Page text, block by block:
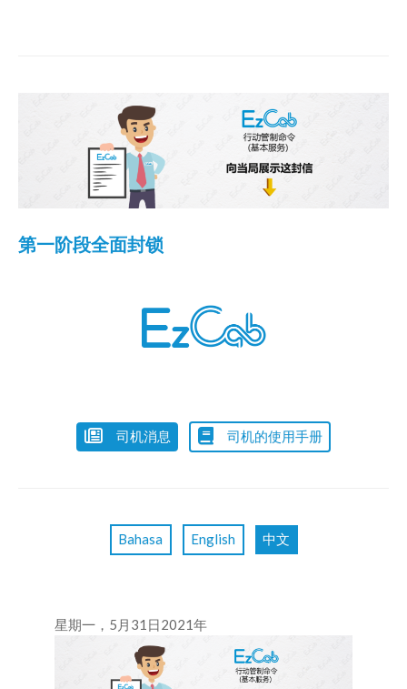
第一阶段全面封锁
司机消息 司机的使用手册
Bahasa English 中文
星期一 ，5月31日2021年